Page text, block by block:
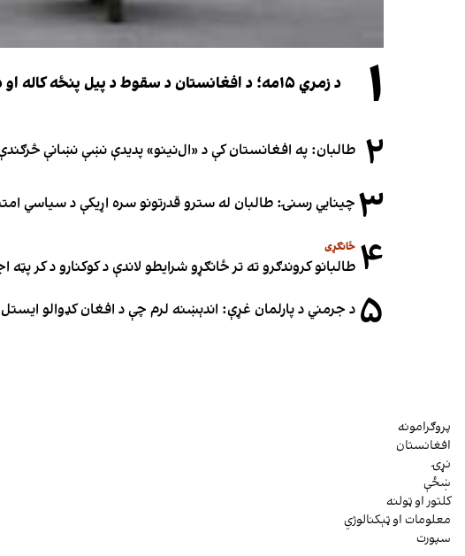
۱ د زمري ۱۵مه؛ د افغانستان د سقوط د پیل پنځه کاله او دوامدارې ننګونې
۲ طالبان: په افغانستان کې د «ال‌نینو» پدیدې نښې نښانې
۳ چینایي رسنۍ: طالبان له سترو قدرتونو سره اړیکې د سیاسي
۴ ځانګړی
طالبانو کروندګرو ته تر ځانګړو شرایطو لاندې د کوکنارو د کر پټه
۵ د جرمني د پارلمان غړې: اندېښنه لرم چې د افغان کډوالو
پروګرامونه
افغانستان
نړۍ
ښځې
کلتور او ټولنه
معلومات او ټېکنالوژي
سپورت